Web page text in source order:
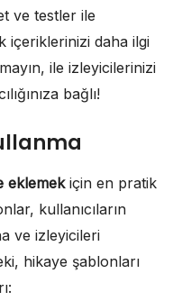
ve testler ile
içeriklerinizi daha ilgi
ile izleyicilerinizi
bağlı!
eklemekiçin en pratik
kullanıcıların
ve izleyicileri
hikaye şablonları